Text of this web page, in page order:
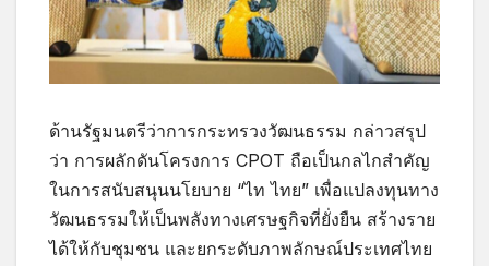
ด้านรัฐมนตรีว่าการกระทรวงวัฒนธรรม กล่าวสรุป
ว่า การผลักดันโครงการ CPOT ถือเป็นกลไกสำคัญ
ในการสนับสนุนนโยบาย “ไท ไทย” เพื่อแปลงทุนทาง
วัฒนธรรมให้เป็นพลังทางเศรษฐกิจที่ยั่งยืน สร้างราย
ได้ให้กับชุมชน และยกระดับภาพลักษณ์ประเทศไทย